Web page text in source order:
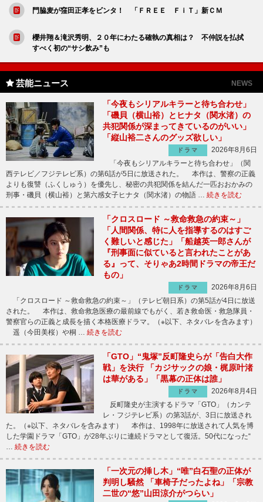
門脇麦が窪田正孝をビンタ！ 「ＦＲＥＥ ＦｉＴ」新ＣＭ
櫻井翔＆滝沢秀明、２０年にわたる確執の真相は？ 不仲説を払拭
すべく初の“サシ飲み”も
芸能ニュース NEWS
「今夜もシリアルキラーと待ち合わせ」
「磯貝（横山裕）とヒナタ（関水渚）の
共犯関係が深まってきているのがいい」
「縦山裕二さんのグッズ欲しい」
ドラマ
2026年8月6日
「今夜もシリアルキラーと待ち合わせ」（関
西テレビ／フジテレビ系）の第6話が5日に放送された。 本作は、警察の正義
よりも復讐（ふくしゅう）を優先し、秘密の共犯関係を結んだ一匹おおかみの
刑事・磯貝（横山裕）と第六感女子ヒナタ（関水渚）の物語 … 続きを読む
「クロスロード ～救命救急の約束～」
「人間関係、特に人を指導するのはすご
く難しいと感じた」「船越英一郎さんが
『刑事面に似ていると言われたことがあ
る』って、そりゃあ2時間ドラマの帝王だ
もの」
ドラマ
2026年8月6日
「クロスロード ～救命救急の約束～」（テレビ朝日系）の第5話が4日に放送
された。 本作は、救命救急医療の最前線でもがく、若き救命医・救急隊員・
警察官らの正義と成長を描く本格医療ドラマ。（※以下、ネタバレを含みます）
遥（今田美桜）や桐 … 続きを読む
「GTO」“鬼塚”反町隆史らが「告白大作
戦」を決行 「カジサックの娘・梶原叶渚
は華がある」「黒幕の正体は誰」
ドラマ
2026年8月4日
反町隆史が主演するドラマ「GTO」（カンテ
レ・フジテレビ系）の第3話が、3日に放送され
た。（※以下、ネタバレを含みます） 本作は、1998年に放送されて人気を博
した学園ドラマ「GTO」が28年ぶりに連続ドラマとして復活。50代になった“
… 続きを読む
「一次元の挿し木」“唯”白石聖の正体が
判明し騒然 「車椅子だったよね」「宗教
二世の“悠”山田涼介がつらい」